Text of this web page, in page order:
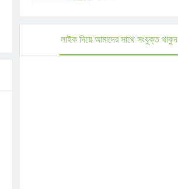
লাইক দিয়ে আমাদের সাথে সংযুক্ত থাকুন